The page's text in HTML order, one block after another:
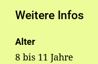
Weitere Infos
Alter
8 bis 11 Jahre